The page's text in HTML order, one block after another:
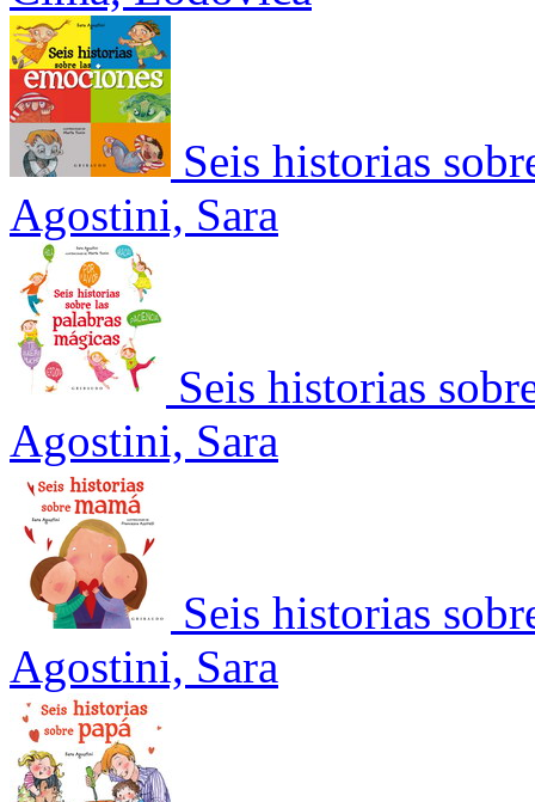
Seis historias
Agostini, Sara
Seis historias
Agostini, Sara
Seis historias
Agostini, Sara